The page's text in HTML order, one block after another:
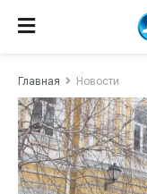
Главная Новости